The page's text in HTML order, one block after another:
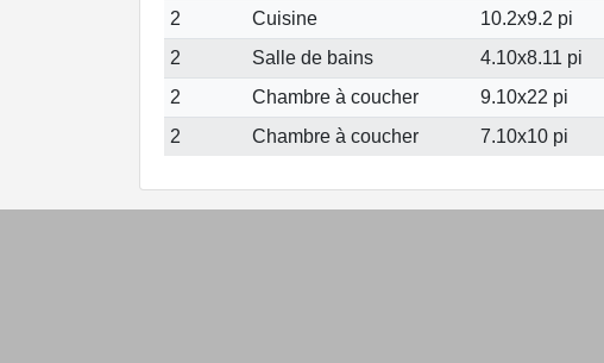
2
Cuisine 10.2x9.2 pi
2
Salle de bains 4.10x8.11 pi
2
Chambre à coucher 9.10x22 pi
2
Chambre à coucher 7.10x10 pi